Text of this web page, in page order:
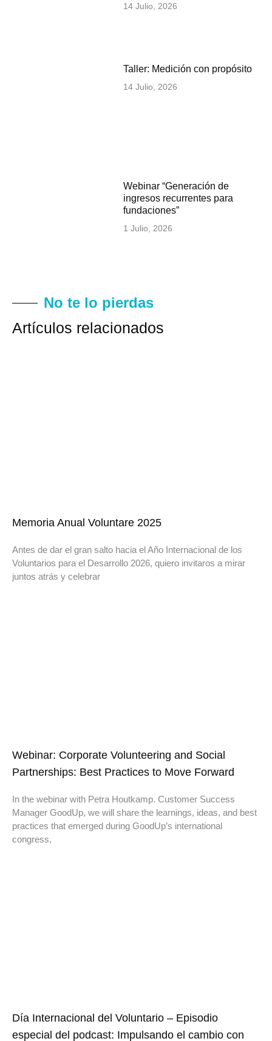
14 Julio, 2026
Taller: Medición con propósito
14 Julio, 2026
Webinar “Generación de
ingresos recurrentes para
fundaciones”
1 Julio, 2026
No te lo pierdas
Artículos relacionados
Memoria Anual Voluntare 2025
Antes de dar el gran salto hacia el Año Internacional de los
Voluntarios para el Desarrollo 2026, quiero invitaros a mirar
juntos atrás y celebrar
Webinar: Corporate Volunteering and Social
Partnerships: Best Practices to Move Forward
In the webinar with Petra Houtkamp. Customer Success
Manager GoodUp, we will share the learnings, ideas, and best
practices that emerged during GoodUp’s international
congress,
Día Internacional del Voluntario – Episodio
especial del podcast: Impulsando el cambio con